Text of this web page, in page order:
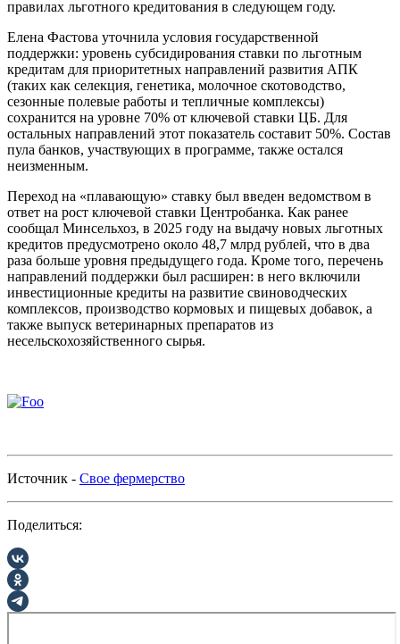
правилах льготного кредитования в следующем году.
Елена Фастова уточнила условия государственной
поддержки: уровень субсидирования ставки по льготным
кредитам для приоритетных направлений развития АПК
(таких как селекция, генетика, молочное скотоводство,
сезонные полевые работы и тепличные комплексы)
сохранится на уровне 70% от ключевой ставки ЦБ. Для
остальных направлений этот показатель составит 50%. Состав
пула банков, участвующих в программе, также остался
неизменным.
Переход на «плавающую» ставку был введен ведомством в
ответ на рост ключевой ставки Центробанка. Как ранее
сообщал Минсельхоз, в 2025 году на выдачу новых льготных
кредитов предусмотрено около 48,7 млрд рублей, что в два
раза больше уровня предыдущего года. Кроме того, перечень
направлений поддержки был расширен: в него включили
инвестиционные кредиты на развитие свиноводческих
комплексов, производство кормовых и пищевых добавок, а
также выпуск ветеринарных препаратов из
несельскохозяйственного сырья.
Источник - Свое фермерство
Поделиться: